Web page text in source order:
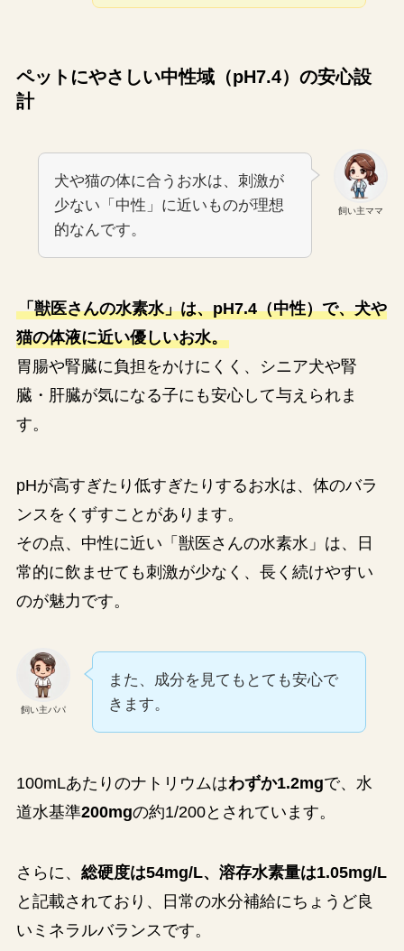
ペットにやさしい中性域（pH7.4）の安心設
計
飼い主ママ
犬や猫の体に合うお水は、刺激が
少ない「中性」に近いものが理想
的なんです。
「獣医さんの水素水」は、pH7.4（中性）で、犬や
猫の体液に近い優しいお水。
胃腸や腎臓に負担をかけにくく、シニア犬や腎
臓・肝臓が気になる子にも安心して与えられま
す。
pHが高すぎたり低すぎたりするお水は、体のバラ
ンスをくずすことがあります。
その点、中性に近い「獣医さんの水素水」は、日
常的に飲ませても刺激が少なく、長く続けやすい
のが魅力です。
飼い主パパ
また、成分を見てもとても安心で
きます。
100mLあたりのナトリウムはわずか1.2mgで、水
道水基準200mgの約1/200とされています。
さらに、 総硬度は54mg/L、溶存水素量は1.05mg/L
と記載されており、日常の水分補給にちょうど良
いミネラルバランスです。